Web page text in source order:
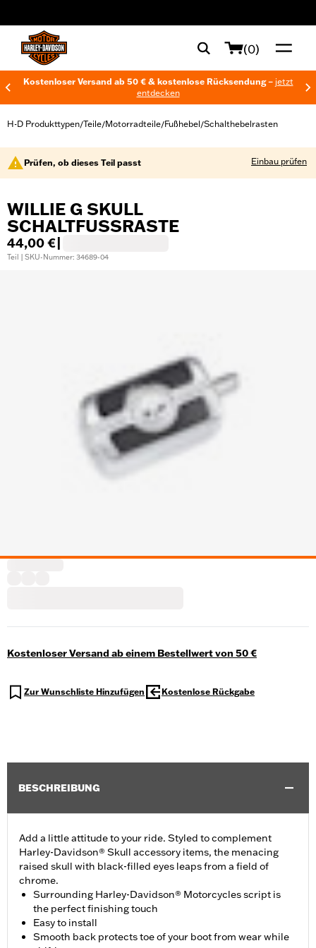
(0)
Kostenloser Versand ab 50 € & kostenlose Rücksendung – jetzt
entdecken
H-D Produkttypen/Teile/Motorradteile/Fußhebel/Schalthebelrasten
Prüfen, ob dieses Teil passt Einbau prüfen
WILLIE G SKULL
SCHALTFUSSRASTE
44,00 €
Teil | SKU-Nummer: 34689-04
Kostenloser Versand ab einem Bestellwert von 50 €
Zur Wunschliste Hinzufügen Kostenlose Rückgabe
BESCHREIBUNG
Add a little attitude to your ride. Styled to complement
Harley-Davidson® Skull accessory items, the menacing
raised skull with black-filled eyes leaps from a field of
chrome.
Surrounding Harley-Davidson® Motorcycles script is
the perfect finishing touch
Easy to install
Smooth back protects toe of your boot from wear while